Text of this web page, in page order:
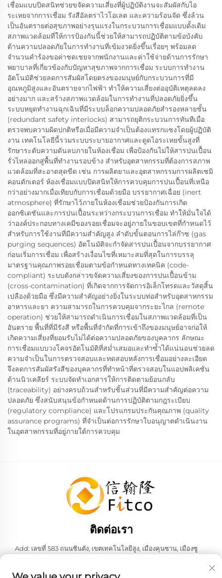
เชื่อมแบบปิดสนิทช่วยขจัดความเสี่ยงที่ผู้ปฏิบัติงานจะสัมผัสกับไอ
ระเหยจากการเชื่อม รังสีอัลตราไวโอเลต และความร้อนจัด ซึ่งล้วน
เป็นอันตรายต่อสุขภาพอย่างรุนแรงในกระบวนการเชื่อมแบบดั้งเดิม
สภาพแวดล้อมที่ให้การป้องกันนี้ช่วยให้สามารถปฏิบัติตามข้อบังคับ
ด้านความปลอดภัยในการทำงานที่เข้มงวดยิ่งขึ้นเรื่อยๆ พร้อมลด
จำนวนคำร้องขอค่าชดเชยจากพนักงานและค่าใช้จ่ายด้านการรักษา
พยาบาลที่เกี่ยวข้องกับปัญหาสุขภาพจากการเชื่อม ระบบการทำงาน
อัตโนมัติช่วยลดการสัมผัสโดยตรงของมนุษย์กับกระบวนการที่มี
อุณหภูมิสูงและอันตรายจากไฟฟ้า ทำให้ความเสี่ยงต่ออุบัติเหตุลดลง
อย่างมาก และสร้างสภาพแวดล้อมในการทำงานที่ปลอดภัยยิ่งขึ้น
ระบบหยุดทำงานฉุกเฉินที่มีระบบล็อกความปลอดภัยสำรองหลายชั้น
(redundant safety interlocks) สามารถยุติกระบวนการทันทีเมื่อ
ตรวจพบความผิดปกติหรือเมื่อมีความจำเป็นต้องแทรกแซงโดยผู้ปฏิบัติ
งาน เทคโนโลยีนี้รวมระบบระบายอากาศและดูดไอระเหยขั้นสูงที่
รักษาระดับความดันลบภายในห้องเชื่อม เพื่อป้องกันไม่ให้สารปนเปื้อน
รั่วไหลออกสู่พื้นที่ทำงานรอบข้าง สำหรับอุตสาหกรรมที่ต้องการสภาพ
แวดล้อมที่สะอาดสุดขีด เช่น การผลิตยาและอุตสาหกรรมการผลิตเซมิ
คอนดักเตอร์ ห้องเชื่อมแบบปิดสนิทให้การควบคุมการปนเปื้อนที่เหนือ
กว่าอย่างมากเมื่อเทียบกับการเชื่อมด้วยมือ บรรยากาศเฉื่อย (inert
atmosphere) ที่รักษาไว้ภายในห้องเชื่อมช่วยป้องกันการเกิด
ออกซิเดชันและการปนเปื้อนระหว่างกระบวนการเชื่อม ทำให้มั่นใจได้
ว่าองค์ประกอบทางเคมีของรอยเชื่อมจะอยู่ภายในขอบเขตที่กำหนดไว้
สำหรับการใช้งานที่มีความสำคัญสูง ลำดับขั้นตอนการไล่ก๊าซ (gas
purging sequences) อัตโนมัติจะกำจัดสารปนเปื้อนจากบรรยากาศ
ก่อนเริ่มการเชื่อม เพื่อสร้างเงื่อนไขที่เหมาะสมที่สุดในการบรรลุ
มาตรฐานคุณภาพรอยเชื่อมตามข้อกำหนดทางเทคนิค (code-
compliant) ระบบดังกล่าวขจัดความเสี่ยงของการปนเปื้อนข้าม
(cross-contamination) ที่เกิดจากการจัดการอิเล็กโทรดและวัสดุสิ้น
เปลืองด้วยมือ ซึ่งมีความสำคัญอย่างยิ่งในระบบท่อสำหรับอุตสาหกรรม
อาหารและยา ความสามารถในการควบคุมจากระยะไกล (remote
operation) ช่วยให้สามารถดำเนินการเชื่อมในสภาพแวดล้อมที่เป็น
อันตราย พื้นที่ที่มีรังสี หรือพื้นที่จำกัดที่การเข้าถึงของมนุษย์อาจก่อให้
เกิดความเสี่ยงที่ยอมรับไม่ได้ต่อความปลอดภัยของบุคลากร ลักษณะ
การเชื่อมแบบวงโคจรอัตโนมัติที่สม่ำเสมอและทำซ้ำได้แน่นอนช่วยลด
ความจำเป็นในการตรวจสอบและทดสอบหลังการเชื่อมอย่างละเอียด
จึงลดการสัมผัสรังสีของบุคลากรที่ทำหน้าที่ตรวจสอบในแอปพลิเคชัน
ด้านนิวเคลียร์ ระบบจัดทำเอกสารให้การติดตามย้อนกลับ
(traceability) อย่างครบถ้วนสำหรับชิ้นส่วนที่มีความสำคัญต่อความ
ปลอดภัย ซึ่งสนับสนุนข้อกำหนดด้านการปฏิบัติตามกฎระเบียบ
(regulatory compliance) และโปรแกรมประกันคุณภาพ (quality
assurance programs) ที่จำเป็นต่อการรักษาใบอนุญาตดำเนินงาน
ในอุตสาหกรรมที่อยู่ภายใต้การควบคุม
ติดต่อเรา
Add: เลขที่ 583 ถนนซินตัง, เขตเทคโนโลยีสูง, เมืองคุนซาน, เมืองซู
โทร:+86-137 6186 0079